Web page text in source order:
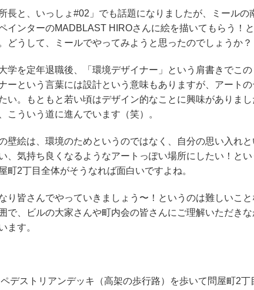
長と、いっしょ#02」でも話題になりましたが、ミールの
インターのMADBLAST HIROさんに絵を描いてもらう！
どうして、ミールでやってみようと思ったのでしょうか？
学を定年退職後、「環境デザイナー」という肩書きでこの
ーという言葉には設計という意味もありますが、アート
い。もともと若い頃はデザイン的なことに興味がありまし
こういう道に進んでいます（笑）。
壁絵は、環境のためというのではなく、自分の思い入れと
、気持ち良くなるようなアートっぽい場所にしたい！とい
町2丁目全体がそうなれば面白いですよね。
り皆さんでやっていきましょう〜！というのは難しいこと
で、ビルの大家さんや町内会の皆さんにご理解いただき
ます。
デストリアンデッキ（高架の歩行路）を歩いて問屋町2丁